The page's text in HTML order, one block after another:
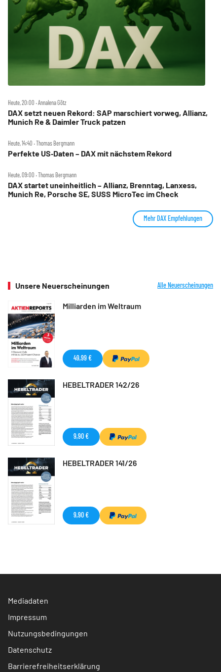
Heute, 20:00 ‧ Annalena Götz
DAX setzt neuen Rekord: SAP marschiert vorweg, Allianz,
Munich Re & Daimler Truck patzen
Heute, 14:40 ‧ Thomas Bergmann
Perfekte US‑Daten – DAX mit nächstem Rekord
Heute, 09:00 ‧ Thomas Bergmann
DAX startet uneinheitlich – Allianz, Brenntag, Lanxess,
Munich Re, Porsche SE, SUSS MicroTec im Check
Mehr DAX Empfehlungen
Unsere Neuerscheinungen Alle Neuerscheinungen
Milliarden im Weltraum
49,99 €
HEBELTRADER 142/26
9,90 €
HEBELTRADER 141/26
9,90 €
Mediadaten
Impressum
Nutzungsbedingungen
Datenschutz
Barrierefreiheitserklärung